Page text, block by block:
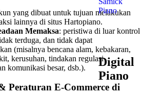
Piano
Digital
Piano
yang dibuat untuk tujuan melakukan
lainnya di situs Hartopiano.
Memaksa: peristiwa di luar kontrol
terduga, dan tidak dapat
(misalnya bencana alam, kebakaran,
kerusuhan, tindakan regulasi
komunikasi besar, dsb.).
Peraturan E-Commerce di